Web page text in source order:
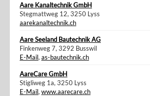
Aare Kanaltechnik GmbH
Stegmattweg 12, 3250 Lyss
aarekanaltechnik.ch
Aare Seeland Bautechnik AG
Finkenweg 7, 3292 Busswil
E-Mail, as-bautechnik.ch
AareCare GmbH
Stigliweg 1a, 3250 Lyss
E-Mail, www.aarecare.ch